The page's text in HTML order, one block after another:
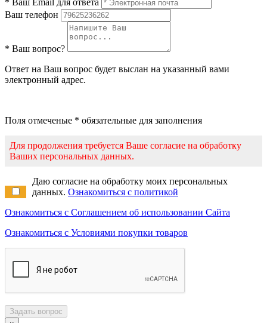
* Ваш Email для ответа
Ваш телефон
* Ваш вопрос?
Ответ на Ваш вопрос будет выслан на указанный вами
электронный адрес.
Поля отмеченые * обязательные для заполнения
Для продолжения требуется Ваше согласие на обработку
Ваших персональных данных.
Даю согласие на обработку моих персональных
данных. Ознакомиться с политикой
Ознакомиться с Соглашением об использовании Сайта
Ознакомиться с Условиями покупки товаров
Задать вопрос